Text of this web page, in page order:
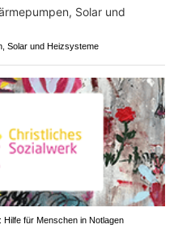
Solar und Heizsysteme
für Menschen in Notlagen